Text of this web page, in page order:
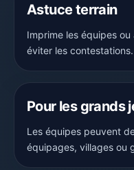
Astuce terrain
Imprime les équipes
éviter les contestations.
Pour les grands
Les équipes peuvent
équipages, villages ou